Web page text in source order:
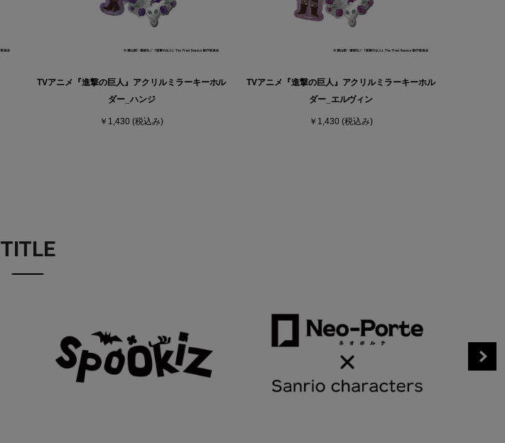
TVアニメ『進撃の巨人』アクリルミラーキーホル
ダー_ハンジ
￥1,430(税込み)
TVアニメ『進撃の巨人』アクリルミラーキーホル
ダー_エルヴィン
￥1,430 (税込み)
TITLE